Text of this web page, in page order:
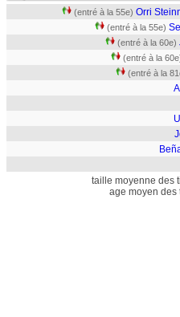
(entré à la 55e) Orri
(entré à la 55e)
(entré à la 60e)
(entré à la
(entré à la
taille moyenne des
age moyen des